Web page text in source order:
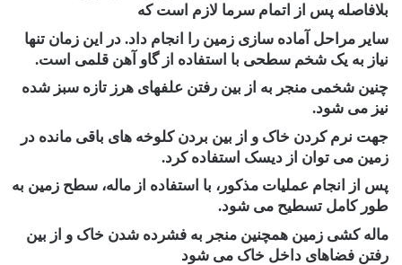
بلافاصله پس از اتمام سرما لازم است که
سایر مراحل آماده سازی زمین را انجام داد. در این زمان تنها
نیاز به یک شخم سطحی با استفاده از گاو آهن قلمی است.
چنین شخمی منجر به از بین رفتن علفهای هرز تازه سبز شده
نیز می شود.
جهت نرم کردن خاک و از بین بردن کلوخه های باقی مانده در
زمین می توان از دیسک استفاده کرد.
پس از انجام عملیات مذکور، با استفاده از ماله، سطح زمین به
طور کامل تسطیح می شود.
ماله کشی زمین همچنین منجر به فشرده شدن خاک و از بین
رفتن فضاهای داخل خاک می شود